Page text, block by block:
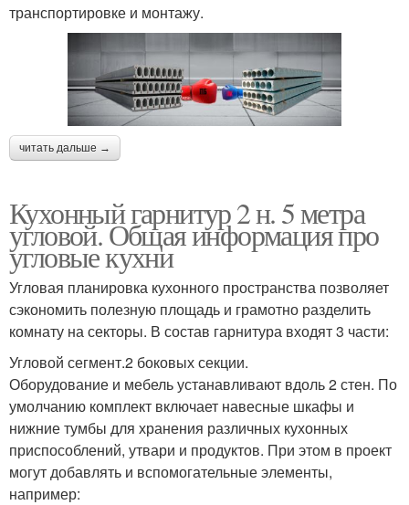
транспортировке и монтажу.
читать дальше →
Кухонный гарнитур 2 н. 5 метра
угловой. Общая информация про
угловые кухни
Угловая планировка кухонного пространства позволяет
сэкономить полезную площадь и грамотно разделить
комнату на секторы. В состав гарнитура входят 3 части:
Угловой сегмент.2 боковых секции.
Оборудование и мебель устанавливают вдоль 2 стен. По
умолчанию комплект включает навесные шкафы и
нижние тумбы для хранения различных кухонных
приспособлений, утвари и продуктов. При этом в проект
могут добавлять и вспомогательные элементы,
например: